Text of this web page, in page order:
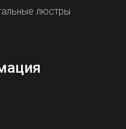
люстры